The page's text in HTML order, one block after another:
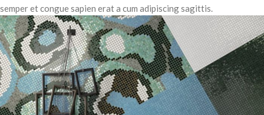
semper et congue sapien erat a cum adipiscing sagittis.